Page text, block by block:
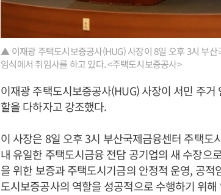
▲ 이재광 주택도시보증공사(HUG) 사장이 8일 오후 3시 부
임식에서 취임사를 하고 있다. <주택도시보증공사>
이재광 주택도시보증공사(HUG) 사장이 서민 주
할을 다하자고 강조했다.
이 사장은 8일 오후 3시 부산국제금융센터 주택
내 유일한 주택도시금융 전담 공기업의 새 수장으
을 위한 보증과 주택도시기금의 안정적 운영, 공
도시보증공사의 역할을 성공적으로 수행하기 위